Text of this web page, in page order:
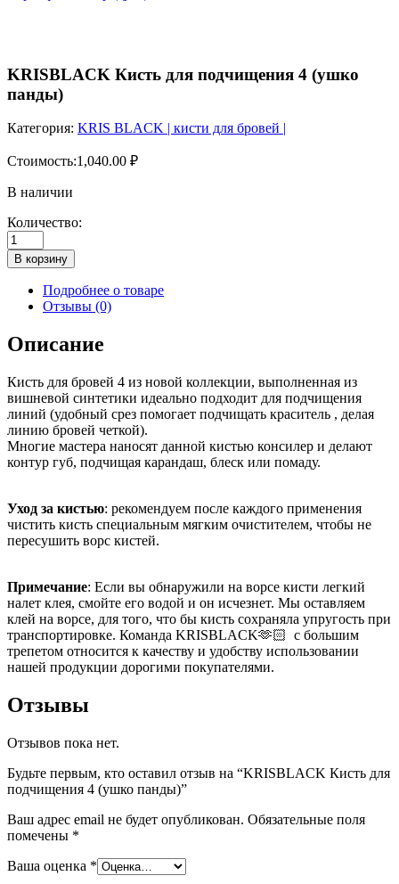
KRISBLACK Кисть для подчищения 4 (ушко
панды)
Категория: KRIS BLACK | кисти для бровей |
Стоимость:1,040.00 ₽
В наличии
Количество:
Количество
товара
KRISBLACK
Кисть
подчищения
4
(ушко
В корзину
Подробнее о товаре
Отзывы (0)
Описание
Кисть для бровей 4 из новой коллекции, выполненная из
вишневой синтетики идеально подходит для подчищения
линий (удобный срез помогает подчищать краситель , делая
линию бровей четкой).
Многие мастера наносят данной кистью консилер и делают
контур губ, подчищая карандаш, блеск или помаду.
Уход за кистью: рекомендуем после каждого применения
чистить кисть специальным мягким очистителем, чтобы не
пересушить ворс кистей.
Примечание: Если вы обнаружили на ворсе кисти легкий
налет клея, смойте его водой и он исчезнет. Мы оставляем
клей на ворсе, для того, что бы кисть сохраняла упругость при
транспортировке. Команда KRISBLACK🫶🏻 с большим
трепетом относится к качеству и удобству использовании
нашей продукции дорогими покупателями.
Отзывы
Отзывов пока нет.
Будьте первым, кто оставил отзыв на “KRISBLACK Кисть для
подчищения 4 (ушко панды)”
Ваш адрес email не будет опубликован. Обязательные поля
помечены *
Ваша оценка *